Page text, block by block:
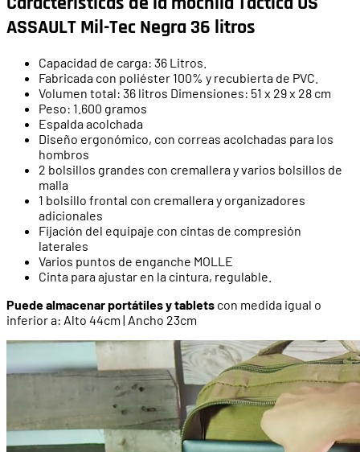
ASSAULT Mil-Tec Negra 36 litros
Capacidad de carga: 36 Litros.
Fabricada con poliéster 100% y recubierta de PVC.
Volumen total: 36 litros Dimensiones: 51 x 29 x 28 cm
Peso: 1.600 gramos
Espalda acolchada
Diseño ergonómico, con correas acolchadas para los
hombros
2 bolsillos grandes con cremallera y varios bolsillos de
malla
1 bolsillo frontal con cremallera y organizadores
adicionales
Fijación del equipaje con cintas de compresión
laterales
Varios puntos de enganche MOLLE
Cinta para ajustar en la cintura, regulable.
Puede almacenar portátiles y tablets con medida igual o
inferior a: Alto 44cm | Ancho 23cm